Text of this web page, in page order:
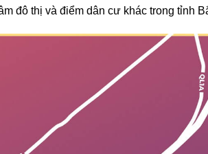
đô thị và điểm dân cư khác trong tỉnh